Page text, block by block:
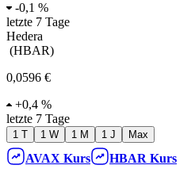
-0,1 %
letzte 7 Tage
Hedera
(HBAR)
0,0596 €
+0,4 %
letzte 7 Tage
1 T 1 W 1 M 1 J Max
AVAX Kurs HBAR Kurs